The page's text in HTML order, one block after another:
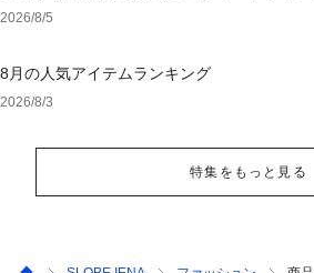
ェア
2026/8/5
8月の人気アイテムランキング
2026/8/3
特集をもっと見る